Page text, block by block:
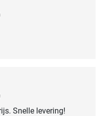
Snelle levering!